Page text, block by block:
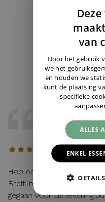
Ik zoek een
22 / 05 / 2026,
Heb eerst gebeld met
Breitling en alles vlot
gegaan voor de levering
van
Door het gebruik
we het
en houden we
kunt de plaatsing
specifieke
ALLES
ENKEL